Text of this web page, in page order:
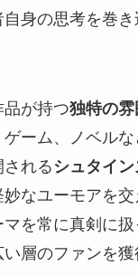
自身の思考を巻
が持つ独特の雰
ーム、ノベル
れる シュタイ
なユーモアを
を常に真剣に
層のファンを